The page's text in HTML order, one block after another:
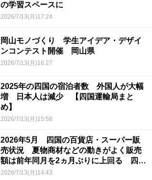
の学習スペースに
2026/7/13(月)17:24
岡山モノづくり 学生アイデア・デザイ
ンコンテスト開催 岡山県
2026/7/13(月)16:27
2025年の四国の宿泊者数 外国人が大幅
増 日本人は減少 【四国運輸局まと
め】
2026/7/13(月)15:58
2026年5月 四国の百貨店・スーパー販
売状況 夏物商材などの動きがよく販売
額は前年同月を2ヵ月ぶりに上回る 四国
経済産業局
2026/7/13(月)14:43